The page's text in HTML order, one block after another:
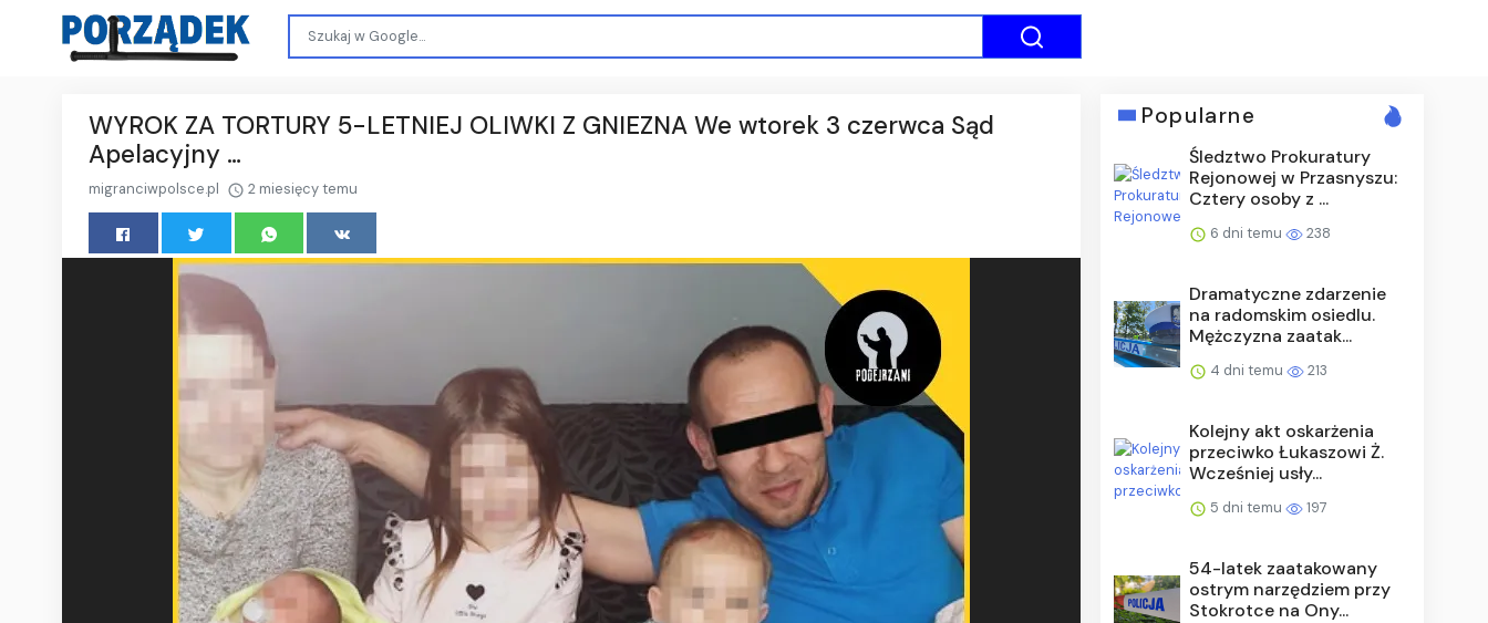
WYROK ZA TORTURY 5-LETNIEJ OLIWKI Z GNIEZNA We wtorek 3 czerwca Sąd
Apelacyjny …
migranciwpolsce.pl 2 miesięcy temu
Popularne
Śledztwo Prokuratury
Rejonowej w Przasnyszu:
Cztery osoby z ...
6 dni temu 238
Dramatyczne zdarzenie
na radomskim osiedlu.
Mężczyzna zaatak...
4 dni temu 213
Kolejny akt oskarżenia
przeciwko Łukaszowi Ż.
Wcześniej usły...
5 dni temu 197
54-latek zaatakowany
ostrym narzędziem przy
Stokrotce na Ony...